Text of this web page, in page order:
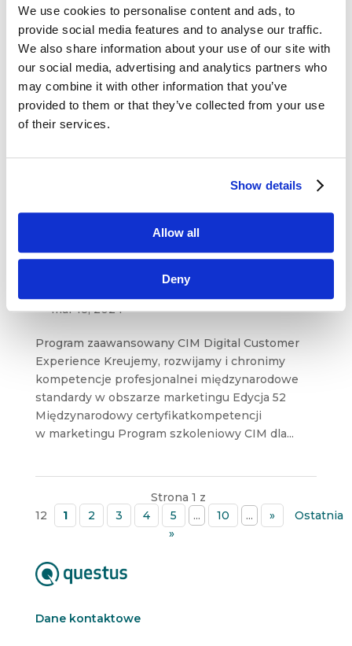
We use cookies to personalise content and ads, to
provide social media features and to analyse our traffic.
We also share information about your use of our site with
our social media, advertising and analytics partners who
may combine it with other information that you’ve
provided to them or that they’ve collected from your use
of their services.
Show details
Allow all
Deny
wybraliśmy dla Was coś od Petera Fiska, Teda
Rubina czy Julii Kołodko, prelegentki XXIII
Warsztatów...
Customer Experience w branży FMCG. Case
study Milka
wrz 20, 2018
Czy w branży FMCG da się wyjść poza prosty
czy to się opłaca? Wyrafinowanych sposobów
na budowanie marki nie brakuje, ale rzadko
przynoszą one oczekiwane rezultaty na poziomie
mar 18, 2024
Program zaawansowany CIM Digital Customer
Experience Kreujemy, rozwijamy i chronimy
kompetencje profesjonalnei międzynarodowe
standardy w obszarze marketingu Edycja 52
Międzynarodowy certyfikatkompetencji
w marketingu Program szkoleniowy CIM dla...
Strona 1 z
12
1 2 3 4 5 ... 10 ... »
Ostatnia
»
Dane kontaktowe